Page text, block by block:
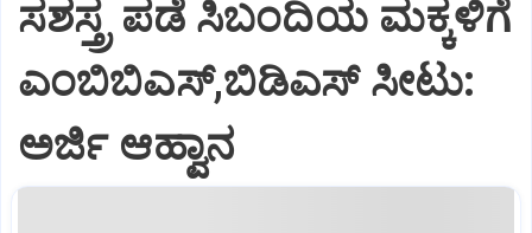
ಸಶಸ್ತ್ರ ಪಡೆ ಸಿಬಂದಿಯ ಮಕ್ಕಳಿಗೆ
ಎಂಬಿಬಿಎಸ್‌,ಬಿಡಿಎಸ್‌ ಸೀಟು:
ಅರ್ಜಿ ಆಹ್ವಾನ